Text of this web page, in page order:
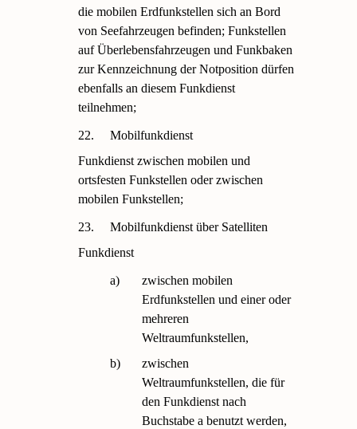
die mobilen Erdfunkstellen sich an Bord
von Seefahrzeugen befinden; Funkstellen
auf Überlebensfahrzeugen und Funkbaken
zur Kennzeichnung der Notposition dürfen
ebenfalls an diesem Funkdienst
teilnehmen;
22.
Mobilfunkdienst
Funkdienst zwischen mobilen und
ortsfesten Funkstellen oder zwischen
mobilen Funkstellen;
23.
Mobilfunkdienst über Satelliten
Funkdienst
a)
zwischen mobilen
Erdfunkstellen und einer oder
mehreren
Weltraumfunkstellen,
b)
zwischen
Weltraumfunkstellen, die für
den Funkdienst nach
Buchstabe a benutzt werden,